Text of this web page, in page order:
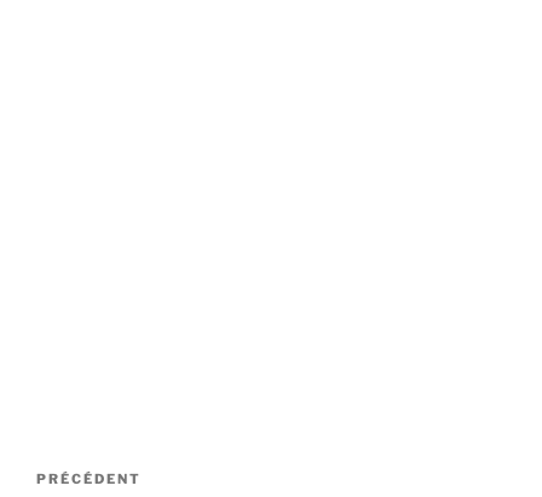
Navigation
Article
PRÉCÉDENT